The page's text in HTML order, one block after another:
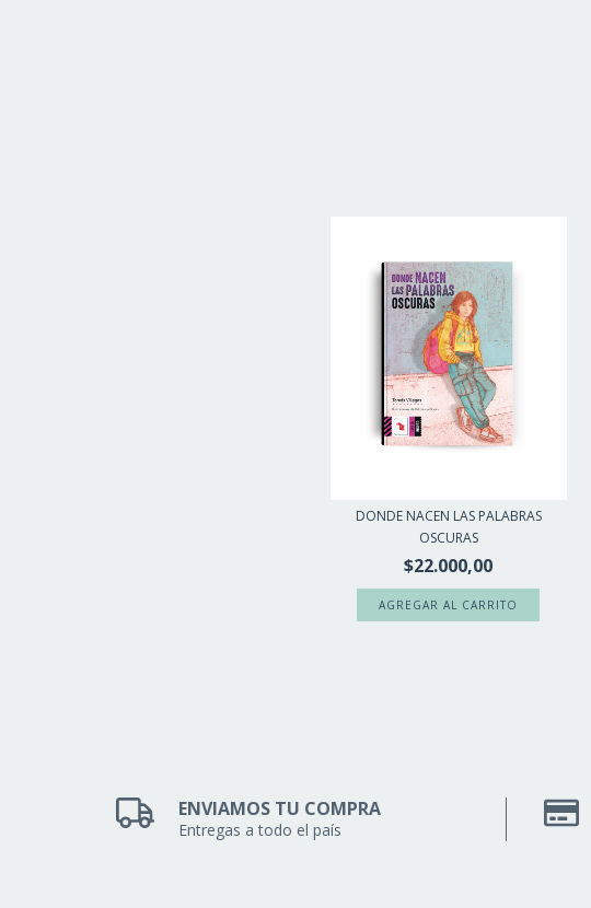
DONDE NACEN LAS PALABRAS
OSCURAS
$22.000,00
ENVIAMOS TU COMPRA
Entregas a todo el país